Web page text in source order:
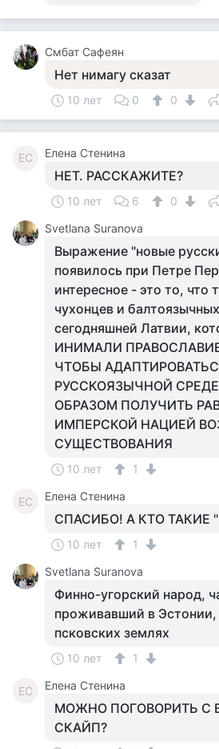
Смбат Сафеян
Нет нимагу сказат
10 лет 0 0
ЕС Елена Стенина
НЕТ. РАССКАЖИТЕ?
10 лет 6
0
Svetlana Suranova
Выражение "новые
появилось при Петре
интересное - это то, что
чухонцев и
сегодняшней Латвии,
ИНИМАЛИ
ЧТОБЫ
РУССКОЯЗЫЧНОЙ
ОБРАЗОМ ПОЛУЧИТЬ
ИМПЕРСКОЙ НАЦИЕЙ
СУЩЕСТВОВАНИЯ
10 лет 1
ЕС Елена Стенина
СПАСИБО! А КТО ТАКИЕ
10 лет
1
Svetlana Suranova
Финно-угорский народ,
проживавший в Эстонии,
псковских землях
10 лет 1
ЕС Елена Стенина
МОЖНО ПОГОВОРИТЬ С
СКАЙП?